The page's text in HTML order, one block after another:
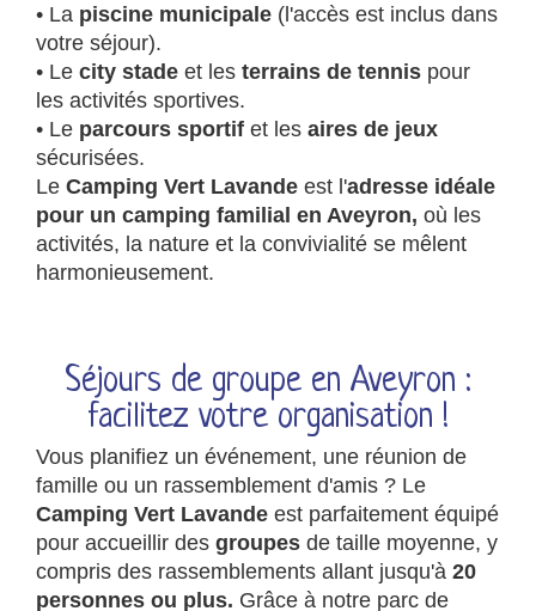
• La piscine municipale (l'accès est inclus dans
votre séjour).
• Le city stade et les terrains de tennis pour
les activités sportives.
• Le parcours sportif et les aires de jeux
sécurisées.
Le Camping Vert Lavande est l'adresse idéale
pour un camping familial en Aveyron, où les
activités, la nature et la convivialité se mêlent
harmonieusement.
Séjours de groupe en Aveyron :
facilitez votre organisation !
Vous planifiez un événement, une réunion de
famille ou un rassemblement d'amis ? Le
Camping Vert Lavande est parfaitement équipé
pour accueillir des groupes de taille moyenne, y
compris des rassemblements allant jusqu'à 20
personnes ou plus. Grâce à notre parc de